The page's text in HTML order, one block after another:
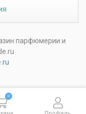
парфюмерии и
0